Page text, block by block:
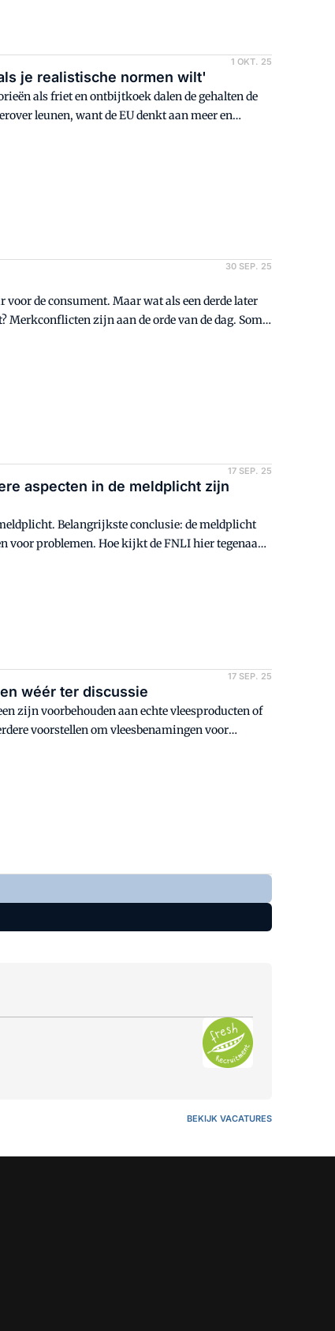
1 OKT. 25
je realistische normen wilt'
als friet en ontbijtkoek dalen de gehalten de
leunen, want de EU denkt aan meer en
30 SEP. 25
de consument. Maar wat als een derde later
zijn aan de orde van de dag. Soms
17 SEP. 25
aspecten in de meldplicht zijn
Belangrijkste conclusie: de meldplicht
problemen. Hoe kijkt de FNLI hier tegenaan?
17 SEP. 25
wéér ter discussie
zijn voorbehouden aan echte vleesproducten of
voorstellen om vleesbenamingen voor
BEKIJK VACATURES